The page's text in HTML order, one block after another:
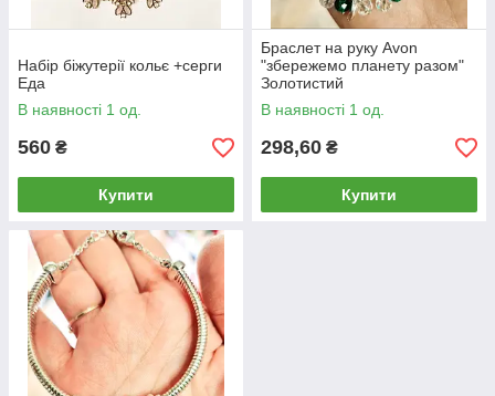
Набір біжутерії кольє +серги
Еда
В наявності 1 од.
560 ₴
Купити
Браслет на руку Avon
"збережемо планету разом"
Золотистий
В наявності 1 од.
298,60 ₴
Купити